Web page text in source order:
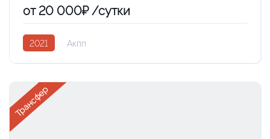
от 20 000₽ /сутки
2021 Акпп
Трансфер